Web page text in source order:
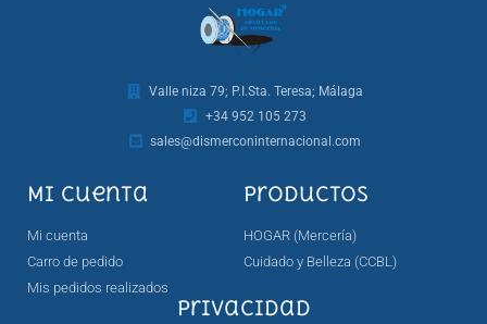
Valle niza 79; P.I.Sta. Teresa; Málaga
+34 952 105 273
sales@dismerconinternacional.com
Mi cuenta
Mi cuenta
Carro de pedido
Mis pedidos realizados
Productos
HOGAR (Mercería)
Cuidado y Belleza (CCBL)
Privacidad